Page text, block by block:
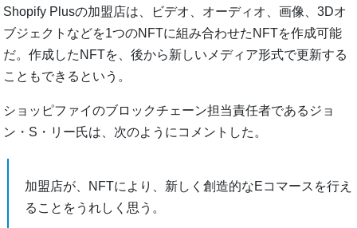
Shopify Plusの加盟店は、ビデオ、オーディオ、画像、3Dオ
ブジェクトなどを1つのNFTに組み合わせたNFTを作成可能
だ。作成したNFTを、後から新しいメディア形式で更新する
こともできるという。
ショッピファイのブロックチェーン担当責任者であるジョ
ン・S・リー氏は、次のようにコメントした。
加盟店が、NFTにより、新しく創造的なEコマースを行え
ることをうれしく思う。